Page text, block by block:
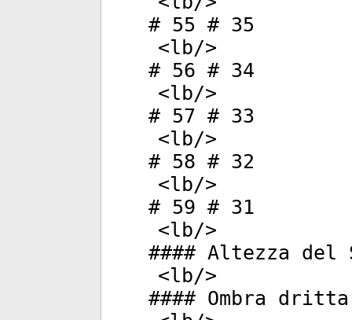
# 55 # 35
<lb/>
# 56 # 34
<lb/>
# 57 # 33
<lb/>
# 58 # 32
<lb/>
# 59 # 31
<lb/>
#### Altezza del
<lb/>
#### Ombra